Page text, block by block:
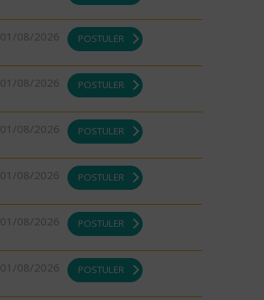
01/08/2026 POSTULER
01/08/2026 POSTULER
01/08/2026 POSTULER
01/08/2026 POSTULER
01/08/2026 POSTULER
01/08/2026 POSTULER